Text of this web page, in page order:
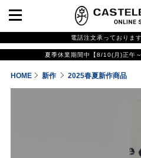
電話注文承っておりま
夏季休業期間中【8/10(月)正午
HOME 新作 2025春夏新作商品